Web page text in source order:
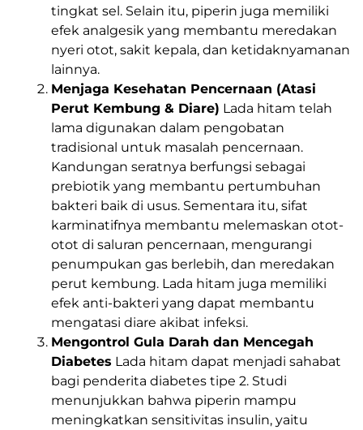
tingkat sel. Selain itu, piperin juga memiliki
efek analgesik yang membantu meredakan
nyeri otot, sakit kepala, dan ketidaknyamanan
lainnya.
Menjaga Kesehatan Pencernaan (Atasi
Perut Kembung & Diare) Lada hitam telah
lama digunakan dalam pengobatan
tradisional untuk masalah pencernaan.
Kandungan seratnya berfungsi sebagai
prebiotik yang membantu pertumbuhan
bakteri baik di usus. Sementara itu, sifat
karminatifnya membantu melemaskan otot-
otot di saluran pencernaan, mengurangi
penumpukan gas berlebih, dan meredakan
perut kembung. Lada hitam juga memiliki
efek anti-bakteri yang dapat membantu
mengatasi diare akibat infeksi.
Mengontrol Gula Darah dan Mencegah
Diabetes Lada hitam dapat menjadi sahabat
bagi penderita diabetes tipe 2. Studi
menunjukkan bahwa piperin mampu
meningkatkan sensitivitas insulin, yaitu